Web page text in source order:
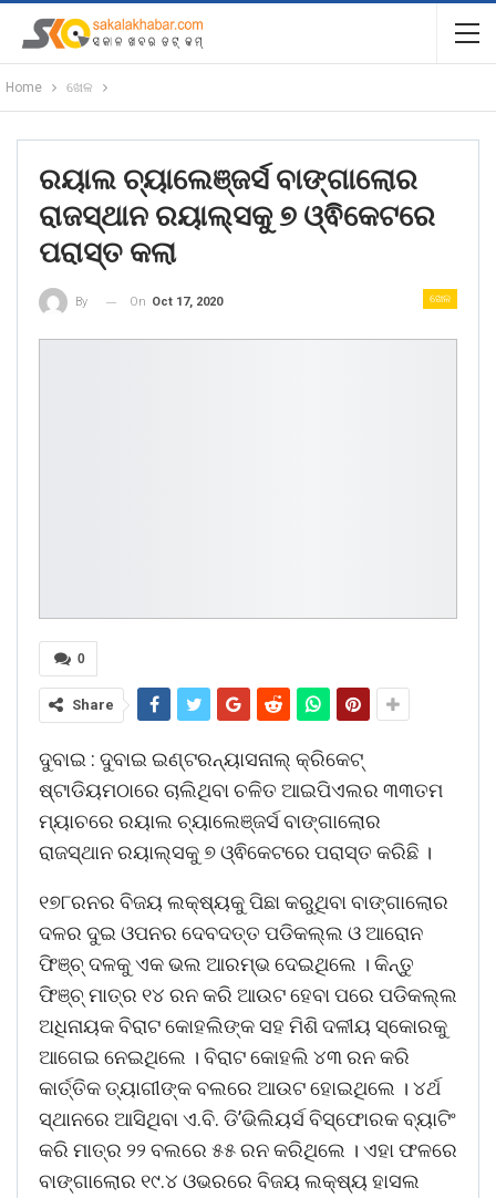
Home ଖେଳ
ରୟାଲ ଚ୍ୟାଲେଞ୍ଜର୍ସ ବାଙ୍ଗାଲୋର
ରାଜସ୍ଥାନ ରୟାଲ୍ସକୁ ୭ ଓ୍ଵିକେଟରେ
ପରାସ୍ତ କଲା
ଖେଳ
By On Oct 17, 2020
0
Share
ଦୁବାଇ : ଦୁବାଇ ଇଣ୍ଟରନ୍ୟାସନାଲ୍‌ କ୍ରିକେଟ୍‌
ଷ୍ଟାଡିୟମଠାରେ ଚାଲିଥିବା ଚଳିତ ଆଇପିଏଲର ୩୩ତମ
ମ୍ୟାଚରେ ରୟାଲ ଚ୍ୟାଲେଞ୍ଜର୍ସ ବାଙ୍ଗାଲୋର
ରାଜସ୍ଥାନ ରୟାଲ୍ସକୁ ୭ ଓ୍ଵିକେଟରେ ପରାସ୍ତ କରିଛି ।
୧୭୮ରନର ବିଜୟ ଲକ୍ଷ୍ୟକୁ ପିଛା କରୁଥିବା ବାଙ୍ଗାଲୋର
ଦଳର ଦୁଇ ଓପନର ଦେବଦତ୍ତ ପଡିକଲ୍ଲ ଓ ଆରୋନ
ଫିଞ୍ଚ୍‌ ଦଳକୁ ଏକ ଭଲ ଆରମ୍ଭ ଦେଇଥିଲେ । କିନ୍ତୁ
ଫିଞ୍ଚ୍‌ ମାତ୍ର ୧୪ ରନ କରି ଆଉଟ ହେବା ପରେ ପଡିକଲ୍ଲ
ଅଧିନାୟକ ବିରାଟ କୋହଲିଙ୍କ ସହ ମିଶି ଦଳୀୟ ସ୍କୋରକୁ
ଆଗେଇ ନେଇଥିଲେ । ବିରାଟ କୋହଲି ୪୩ ରନ କରି
କାର୍ତ୍ତିକ ତ୍ୟାଗୀଙ୍କ ବଲରେ ଆଉଟ ହୋଇଥିଲେ । ୪ର୍ଥ
ସ୍ଥାନରେ ଆସିଥିବା ଏ.ବି. ଡି’ଭିଲିୟର୍ସ ବିସ୍ଫୋରକ ବ୍ୟାଟିଂ
କରି ମାତ୍ର ୨୨ ବଲରେ ୫୫ ରନ କରିଥିଲେ । ଏହା ଫଳରେ
ବାଙ୍ଗାଲୋର ୧୯.୪ ଓଭରରେ ବିଜୟ ଲକ୍ଷ୍ୟ ହାସଲ